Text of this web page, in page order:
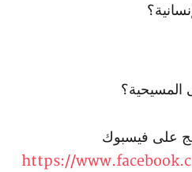
المسيحية؟
على فيسبوك
https://